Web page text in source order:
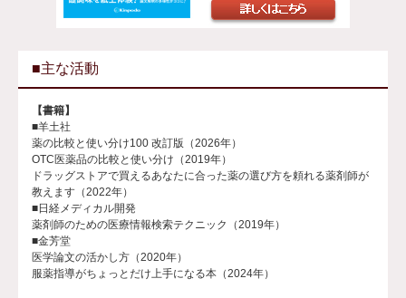
■主な活動
【書籍】
■羊土社
薬の比較と使い分け100 改訂版（2026年）
OTC医薬品の比較と使い分け（2019年）
ドラッグストアで買えるあなたに合った薬の選び方を頼れる薬剤師が
教えます（2022年）
■日経メディカル開発
薬剤師のための医療情報検索テクニック（2019年）
■金芳堂
医学論文の活かし方（2020年）
服薬指導がちょっとだけ上手になる本（2024年）